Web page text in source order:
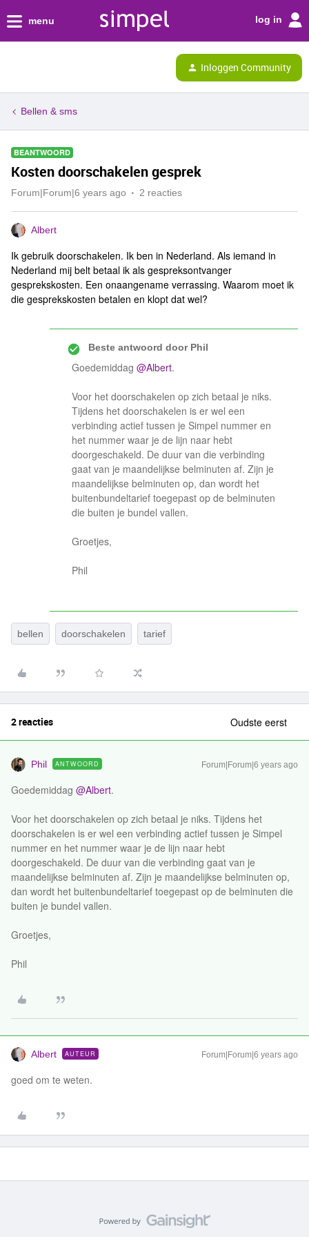
menu log in
Inloggen Community
Bellen & sms
BEANTWOORD
Kosten doorschakelen gesprek
Forum|Forum|6 years ago 2 reacties
Albert
Ik gebruik doorschakelen. Ik ben in Nederland. Als iemand in
Nederland mij belt betaal ik als gespreksontvanger
gesprekskosten. Een onaangename verrassing. Waarom moet ik
die gesprekskosten betalen en klopt dat wel?
Beste antwoord doorPhil
Goedemiddag @Albert.
Voor het doorschakelen op zich betaal je niks.
Tijdens het doorschakelen is er wel een
verbinding actief tussen je Simpel nummer en
het nummer waar je de lijn naar hebt
doorgeschakeld. De duur van die verbinding
gaat van je maandelijkse belminuten af. Zijn je
maandelijkse belminuten op, dan wordt het
buitenbundeltarief toegepast op de belminuten
die buiten je bundel vallen.
Groetjes,
Phil
bellen doorschakelen tarief
2 reacties Oudste eerst
Phil ANTWOORD Forum|Forum|6 years ago
Goedemiddag @Albert.
Voor het doorschakelen op zich betaal je niks. Tijdens het
doorschakelen is er wel een verbinding actief tussen je Simpel
nummer en het nummer waar je de lijn naar hebt
doorgeschakeld. De duur van die verbinding gaat van je
maandelijkse belminuten af. Zijn je maandelijkse belminuten op,
dan wordt het buitenbundeltarief toegepast op de belminuten die
buiten je bundel vallen.
Groetjes,
Phil
Albert AUTEUR Forum|Forum|6 years ago
goed om te weten.